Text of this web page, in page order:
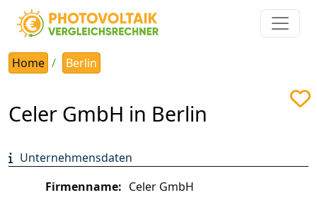
Home Berlin
Celer GmbH in Berlin
Unternehmensdaten
Firmenname: Celer GmbH